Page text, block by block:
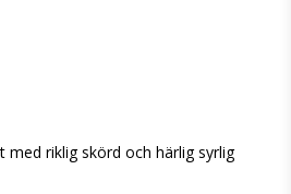
med riklig skörd och härlig syrlig